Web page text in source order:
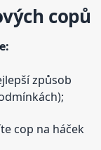
copů
způsob
cop na háček